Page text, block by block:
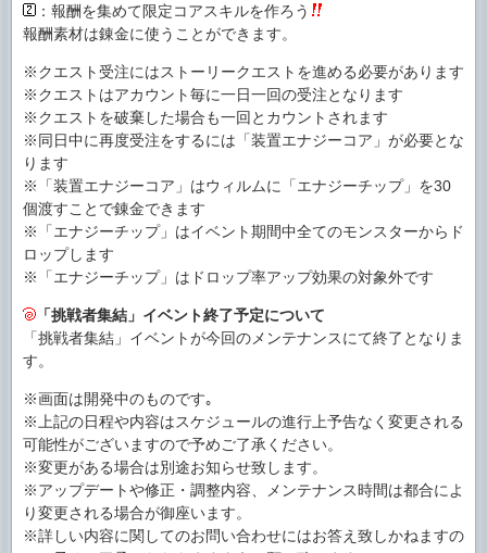
：報酬を集めて限定コアスキルを作ろう
報酬素材は錬金に使うことができます。
※クエスト受注にはストーリークエストを進める必要があります
※クエストはアカウント毎に一日一回の受注となります
※クエストを破棄した場合も一回とカウントされます
※同日中に再度受注をするには「装置エナジーコア」が必要とな
ります
※「装置エナジーコア」はウィルムに「エナジーチップ」を30
個渡すことで錬金できます
※「エナジーチップ」はイベント期間中全てのモンスターからド
ロップします
※「エナジーチップ」はドロップ率アップ効果の対象外です
「挑戦者集結」イベント終了予定について
「挑戦者集結」イベントが今回のメンテナンスにて終了となりま
す。
※画面は開発中のものです｡
※上記の日程や内容はスケジュールの進行上予告なく変更される
可能性がございますので予めご了承ください。
※変更がある場合は別途お知らせ致します。
※アップデートや修正・調整内容、メンテナンス時間は都合によ
り変更される場合が御座います。
※詳しい内容に関してのお問い合わせにはお答え致しかねますの